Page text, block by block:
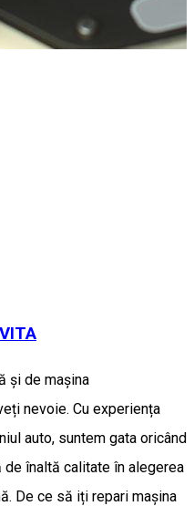
și de mașina
nevoie. Cu experiența
auto, suntem gata oricând
înaltă calitate în alegerea
De ce să iți repari mașina